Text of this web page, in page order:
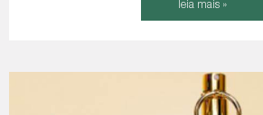
leia mais »